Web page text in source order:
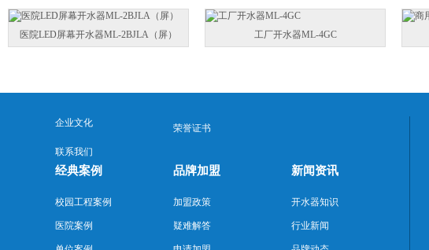
医院LED屏幕开水器ML-2BJLA（屏） 工厂开水器ML-4GC
企业文化 荣誉证书
联系我们
经典案例
校园工程案例
医院案例
品牌加盟
加盟政策
疑难解答
新闻资讯
开水器知识
行业新闻